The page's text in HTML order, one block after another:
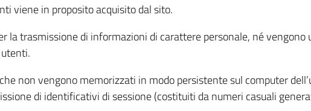
viene in proposito acquisito dal sito.
la trasmissione di informazioni di carattere personale, né
non vengono memorizzati in modo persistente sul computer
di identificativi di sessione (costituiti da numeri casuali